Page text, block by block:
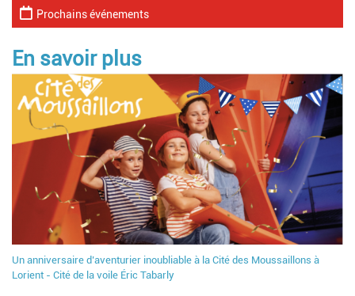
Prochains événements
En savoir plus
Un anniversaire d’aventurier inoubliable à la Cité des Moussaillons à
Lorient - Cité de la voile Éric Tabarly